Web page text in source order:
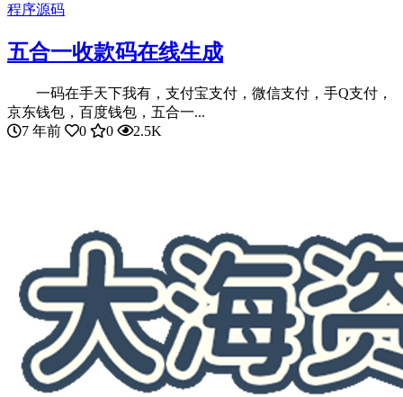
程序源码
五合一收款码在线生成
一码在手天下我有，支付宝支付，微信支付，手Q支付，
京东钱包，百度钱包，五合一...
7 年前
0 0 2.5K